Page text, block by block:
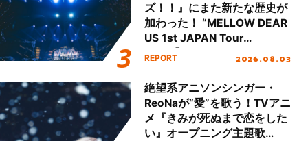
ズ！！』にまた新たな歴史が
加わった！ “MELLOW DEAR
US 1st JAPAN Tour
Final「NICE to meet YOU
ート!!
REPORT 2026.08.03
絶望系アニソンシンガー・
ReoNaが“愛”を歌う！TVアニ
メ『きみが死ぬまで恋をした
い』オープニング主題歌